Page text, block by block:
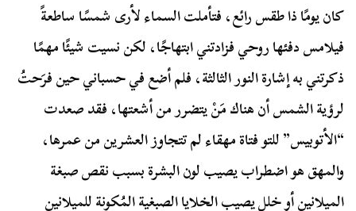
كان يومًا ذا طقس رائع، فتأملت السماء لأرى شمسًا ساطعةً
فيلامس دفئها روحي فزادتني ابتهاجًا، لكن نسيت شيئًا مهمًا
ذكرتني به إشارة النور الثالثة، فلم أضع في حسباني حين فرَحتُ
لرؤية الشمس أن هناك مَنْ يتضرر من أشعتها، فقد صعدت
“الأتوبيس” للتو فتاة مهقاء لم تتجاوز العشرين من عمرها،
والمهق هو اضطراب يصيب لون البشرة بسبب نقص صبغة
الميلانين أو خلل يصيب الخلايا الصبغية المُكونة للميلانين